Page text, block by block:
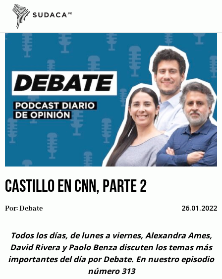
Skip
content
CASTILLO EN CNN, PARTE 2
Por:Debate 26.01.2022
Todos los días, de lunes a viernes, Alexandra Ames,
David Rivera y Paolo Benza discuten los temas más
importantes del día por Debate. En nuestro episodio
número 313